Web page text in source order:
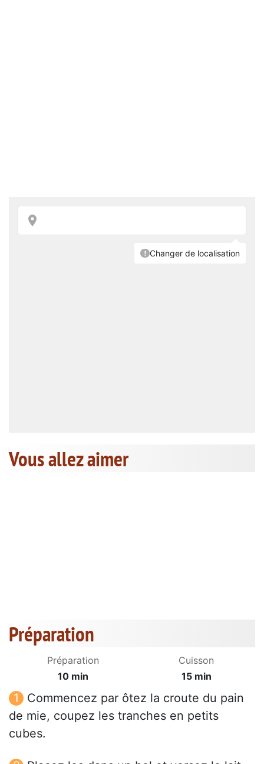
Vous allez aimer
Préparation
Préparation
10 min
Cuisson
15 min
Commencez par ôtez la croute du pain
de mie, coupez les tranches en petits
cubes.